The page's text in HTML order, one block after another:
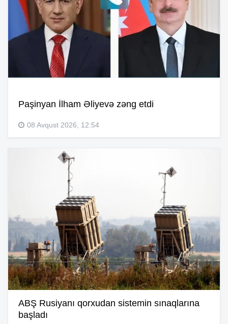
Paşinyan İlham Əliyevə zəng etdi
08 Avqust 2026, 12:54
ABŞ Rusiyanı qorxudan sistemin sınaqlarına
başladı